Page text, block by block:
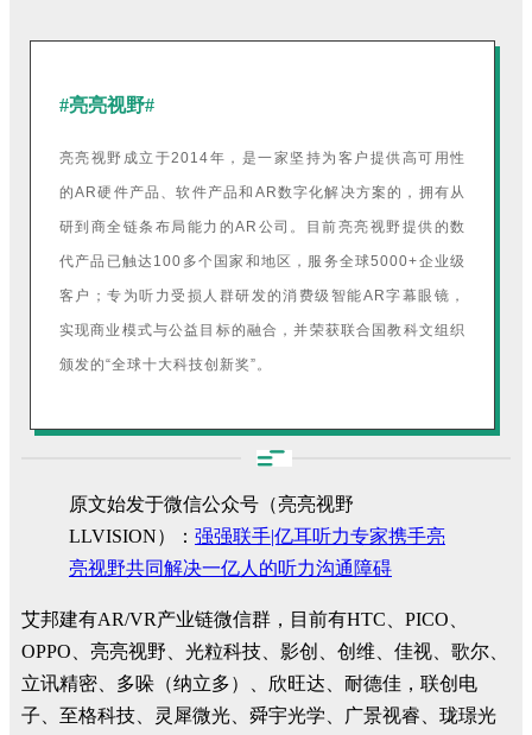
#亮亮视野#
亮亮视野成立于2014年，是一家坚持为客户提供高可用性
的AR硬件产品、软件产品和AR数字化解决方案的，拥有从
研到商全链条布局能力的AR公司。目前亮亮视野提供的数
代产品已触达100多个国家和地区，服务全球5000+企业级
客户；专为听力受损人群研发的消费级智能AR字幕眼镜，
实现商业模式与公益目标的融合，并荣获联合国教科文组织
颁发的“全球十大科技创新奖”。
原文始发于微信公众号（亮亮视野
LLVISION）： 强强联手|亿耳听力专家携手亮
亮视野共同解决一亿人的听力沟通障碍
艾邦建有AR/VR产业链微信群，目前有HTC、PICO、
OPPO、亮亮视野、光粒科技、影创、创维、佳视、歌尔、
立讯精密、多哚（纳立多）、欣旺达、耐德佳，联创电
子、至格科技、灵犀微光、舜宇光学、广景视睿、珑璟光